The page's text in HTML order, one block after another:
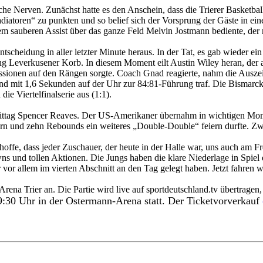
Nerven. Zunächst hatte es den Anschein, dass die Trierer
zu punkten und so belief sich der Vorsprung der Gäste in
Assist über das ganze Feld Melvin Jostmann bediente,
in aller letzter Minute heraus. In der Tat, es gab wieder
Korb. In diesem Moment eilt Austin Wiley heran,
auf den Rängen sorgte. Coach Gnad reagierte, nahm die
mit 1,6 Sekunden auf der Uhr zur 84:81-Führung traf. Die
Viertelfinalserie aus (1:1).
Spencer Reaves. Der US-Amerikaner übernahm in wichtigen
und zehn Rebounds ein weiteres „Double-Double“ feiern durfte.
dass jeder Zuschauer, der heute in der Halle war, uns auch am
und tollen Aktionen. Die Jungs haben die klare Niederlage in Spiel
allem im vierten Abschnitt an den Tag gelegt haben. Jetzt fahren
Trier an. Die Partie wird live auf sportdeutschland.tv
Uhr in der Ostermann-Arena statt. Der Ticketvorverkauf